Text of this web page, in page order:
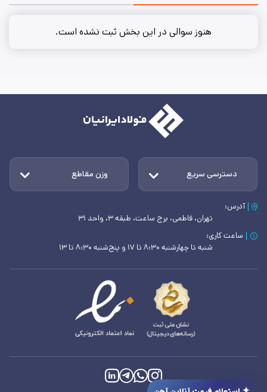
هنوز سوالی در این بخش ثبت نشده است.
دسترسی سریع وزن مقاطع
آدرس:
تهران، فاطمی، برج ساعت، طبقه ۳، واحد ۳۱
ساعت کاری:
شنبه تا چهارشنبه ۸:۳۰ تا ۱۷ و پنج‌شنبه ۸:۳۰ تا ۱۳